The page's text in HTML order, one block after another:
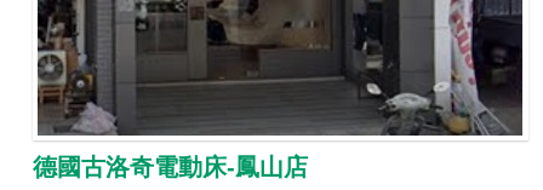
德國古洛奇電動床-鳳山店